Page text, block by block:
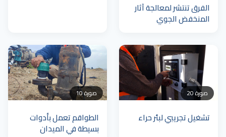
الفرق تنتشر لمعالجة آثار
المنخفض الجوي
20 صورة
تشغيل تجريبي لبئر حراء
10 صورة
الطواقم تعمل بأدوات
بسيطة في الميدان